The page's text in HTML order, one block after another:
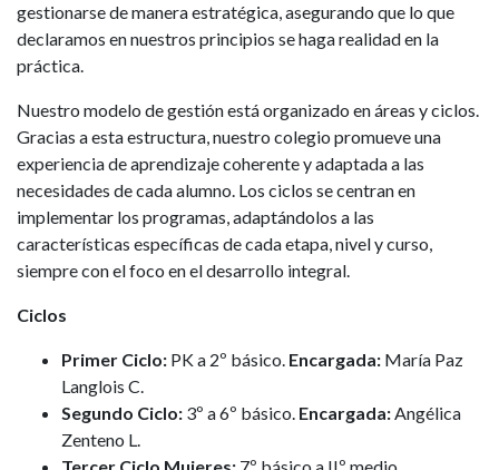
gestionarse de manera estratégica, asegurando que lo que
declaramos en nuestros principios se haga realidad en la
práctica.
Nuestro modelo de gestión está organizado en áreas y ciclos.
Gracias a esta estructura, nuestro colegio promueve una
experiencia de aprendizaje coherente y adaptada a las
necesidades de cada alumno. Los ciclos se centran en
implementar los programas, adaptándolos a las
características específicas de cada etapa, nivel y curso,
siempre con el foco en el desarrollo integral.
Ciclos
Primer Ciclo: PK a 2º básico. Encargada: María Paz
Langlois C.
Segundo Ciclo: 3º a 6º básico. Encargada:Angélica
Zenteno L.